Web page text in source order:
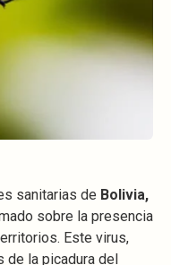
sanitarias de Bolivia,
sobre la presencia
Este virus,
de la picadura del